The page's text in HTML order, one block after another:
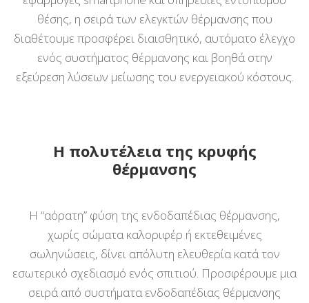
θέσης, η σειρά των ελεγκτών θέρμανσης που
διαθέτουμε προσφέρει διαισθητικό, αυτόματο έλεγχο
ενός συστήματος θέρμανσης και βοηθά στην
εξεύρεση λύσεων μείωσης του ενεργειακού κόστους.
Η πολυτέλεια της κρυφής
θέρμανσης
Η “αόρατη” φύση της ενδοδαπέδιας θέρμανσης,
χωρίς σώματα καλοριφέρ ή εκτεθειμένες
σωληνώσεις, δίνει απόλυτη ελευθερία κατά τον
εσωτερικό σχεδιασμό ενός σπιτιού. Προσφέρουμε μια
σειρά από συστήματα ενδοδαπέδιας θέρμανσης